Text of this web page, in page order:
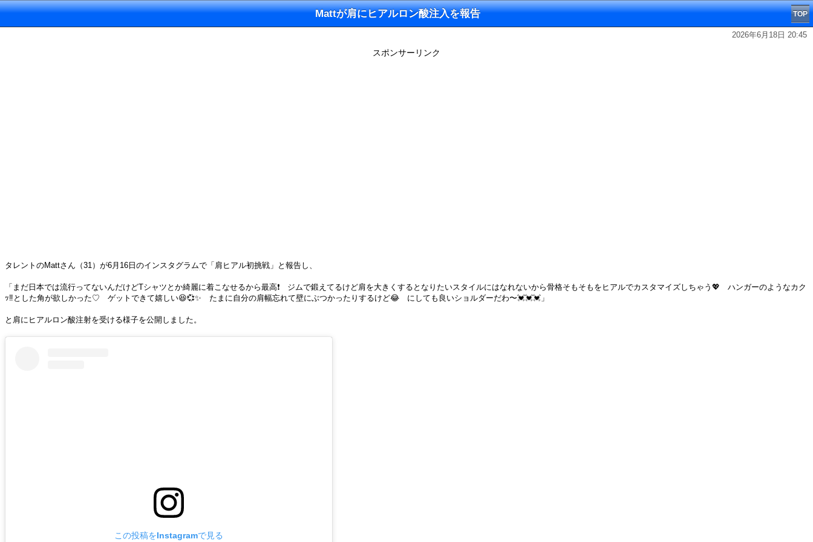
Mattが肩にヒアルロン酸注入を報告 TOP
2026年6月18日 20:45
スポンサーリンク
タレントのMattさん（31）が6月16日のインスタグラムで「肩ヒアル初挑戦」と報告し、
「まだ日本では流行ってないんだけどTシャツとか綺麗に着こなせるから最高❗️ ジムで鍛えてるけど肩を大きくするとなりたいスタイルにはなれないから骨格そもそもをヒアルでカスタマイズしちゃう💖 ハンガーのようなカク
ｯ‼️とした角が欲しかった♡ ゲットできて嬉しい😆💞✨ たまに自分の肩幅忘れて壁にぶつかったりするけど😂 にしても良いショルダーだわ〜💓💓💓」
と肩にヒアルロン酸注射を受ける様子を公開しました。
この投稿をInstagramで見る